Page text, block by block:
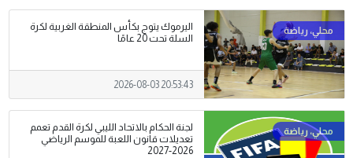
اليرموك يتوج بكأس المنطقة الغربية لكرة
السلة تحت 20 عامًا
2026-08-03 20:53:43
لجنة الحكام بالاتحاد الليبي لكرة القدم تعمم
تعديلات قانون اللعبة للموسم الرياضي
2026-2027